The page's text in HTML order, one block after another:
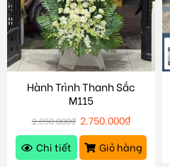
Hành Trình Thanh Sắc
M115
2.850.000₫ 2.750.000₫
Chi tiết
Giỏ hàng